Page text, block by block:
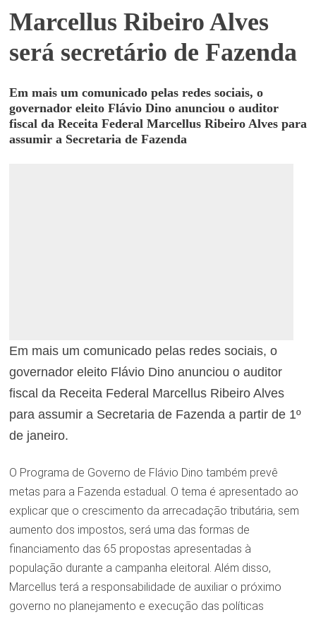
Marcellus Ribeiro Alves
será secretário de Fazenda
Em mais um comunicado pelas redes sociais, o
governador eleito Flávio Dino anunciou o auditor
fiscal da Receita Federal Marcellus Ribeiro Alves para
assumir a Secretaria de Fazenda
Em mais um comunicado pelas redes sociais, o
governador eleito Flávio Dino anunciou o auditor
fiscal da Receita Federal Marcellus Ribeiro Alves
para assumir a Secretaria de Fazenda a partir de 1º
de janeiro.
O Programa de Governo de Flávio Dino também prevê
metas para a Fazenda estadual. O tema é apresentado ao
explicar que o crescimento da arrecadação tributária, sem
aumento dos impostos, será uma das formas de
financiamento das 65 propostas apresentadas à
população durante a campanha eleitoral. Além disso,
Marcellus terá a responsabilidade de auxiliar o próximo
governo no planejamento e execução das políticas